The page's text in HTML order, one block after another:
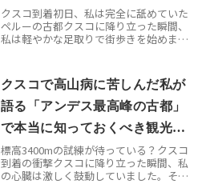
クスコ到着初日、私は完全に舐めていた
ペルーの古都クスコに降り立った瞬間、
私は軽やかな足取りで街歩きを始めまし
に油断していたんです。ところが、アル
マス広場を一周しただ...
クスコで高山病に苦しんだ私が
語る「アンデス最高峰の古都」
で本当に知っておくべき観光の
現実
標高3400mの試練が待っている？クスコ
到着の衝撃クスコに降り立った瞬間、私
の心臓は激しく鼓動していました。それ